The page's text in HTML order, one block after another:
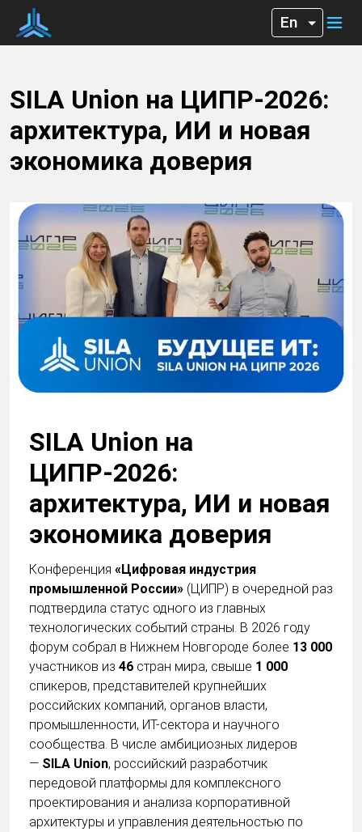
SILA Union на ЦИПР-2026:
архитектура, ИИ и новая
экономика доверия
SILA Union на
ЦИПР-2026:
архитектура, ИИ и новая
экономика доверия
Конференция «Цифровая индустрия
промышленной России» (ЦИПР) в очередной раз
подтвердила статус одного из главных
технологических событий страны. В 2026 году
форум собрал в Нижнем Новгороде более 13 000
участников из 46 стран мира, свыше 1 000
спикеров, представителей крупнейших
российских компаний, органов власти,
промышленности, ИТ-сектора и научного
сообщества. В числе амбициозных лидеров
— SILA Union, российский разработчик
передовой платформы для комплексного
проектирования и анализа корпоративной
архитектуры и управления деятельностью по